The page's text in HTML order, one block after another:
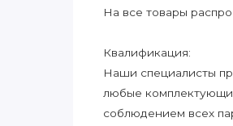
На все товары
Квалификация:
Наши специалисты
любые
соблюдением всех